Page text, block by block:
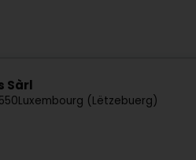
Sàrl
Luxembourg (Lëtzebuerg)